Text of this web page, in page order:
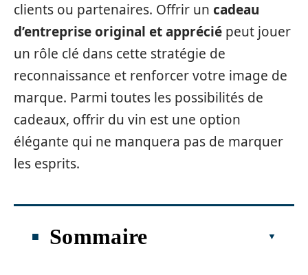
clients ou partenaires. Offrir un cadeau
d’entreprise original et apprécié peut jouer
un rôle clé dans cette stratégie de
reconnaissance et renforcer votre image de
marque. Parmi toutes les possibilités de
cadeaux, offrir du vin est une option
élégante qui ne manquera pas de marquer
les esprits.
Sommaire